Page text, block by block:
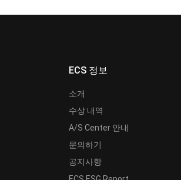
ECS 정보
소개
수상 내역
A/S Center 안내
문의하기
공지사항